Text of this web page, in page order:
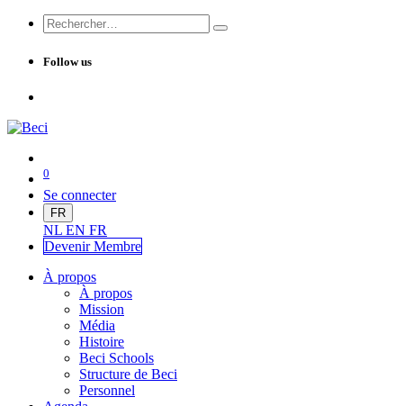
Follow us
0
Se connecter
FR
NL EN FR
Devenir Membre
À propos
À propos
Mission
Média
Histoire
Beci Schools
Structure de Beci
Personnel